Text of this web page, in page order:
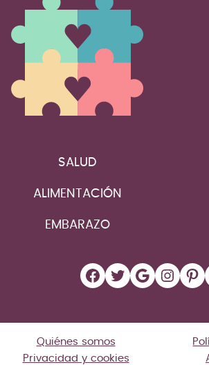
SALUD
ALIMENTACIÓN
EMBARAZO
Facebook
Twitter
Google
Quiénes somos
Privacidad y cookies